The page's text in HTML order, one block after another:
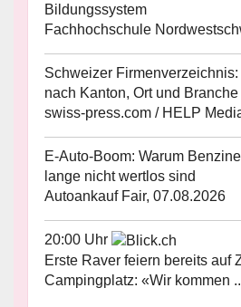
Bildungssystem
Fachhochschule
Schweizer
nach Kanton, Ort und
swiss-press.com / HELP
E-Auto-Boom: Warum
lange nicht wertlos sind
Autoankauf Fair, 07.08.2026
20:00 Uhr
Erste Raver feiern bereits auf
Campingplatz: «Wir kommen